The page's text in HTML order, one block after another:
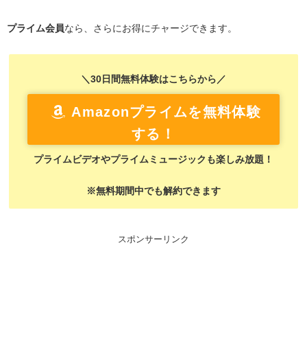
プライム会員なら、さらにお得にチャージできます。
＼30日間無料体験はこちらから／
Amazonプライムを無料体験
する！
プライムビデオやプライムミュージックも楽しみ放題！
※無料期間中でも解約できます
スポンサーリンク